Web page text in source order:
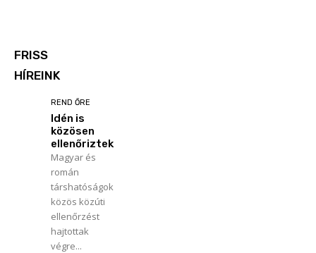
FRISS
HÍREINK
REND ŐRE
Idén is
közösen
ellenőriztek
Magyar és
román
társhatóságok
közös közúti
ellenőrzést
hajtottak
végre...